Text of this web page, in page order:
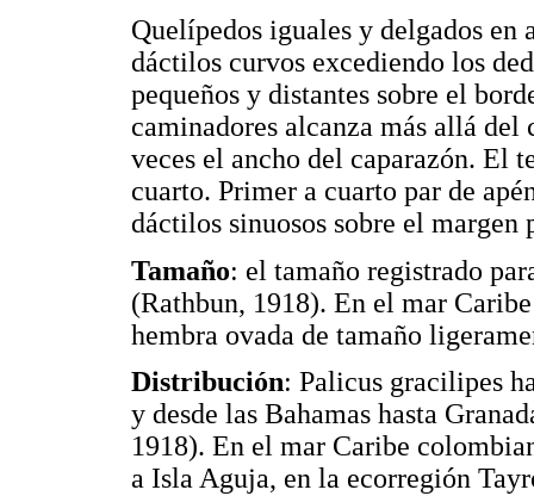
Quelípedos iguales y delgados
dáctilos curvos excediendo los
pequeños y distantes sobre el
caminadores alcanza más allá del
veces el ancho del caparazón. El
cuarto. Primer a cuarto par de
dáctilos sinuosos sobre el margen
Tamaño: el tamaño registrado
(Rathbun, 1918). En el mar
hembra ovada de tamaño
Distribución: Palicus gracilipes
y desde las Bahamas hasta
1918). En el mar Caribe
a Isla Aguja, en la ecorregión